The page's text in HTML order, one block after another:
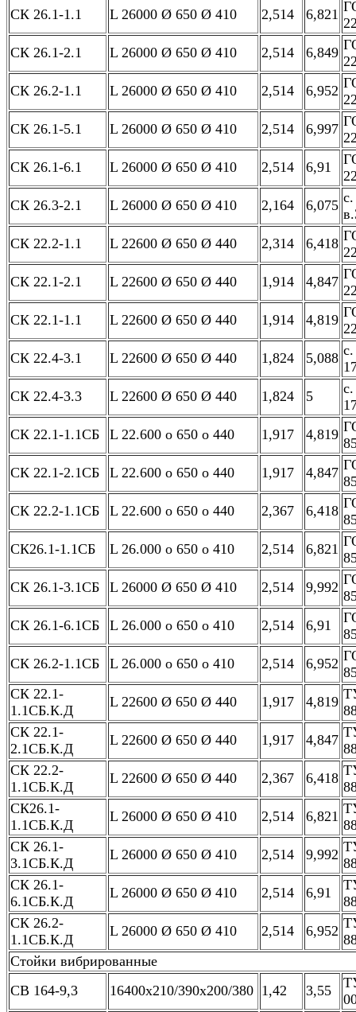
СК 26.1-1.1 L 26000 Ø 650 Ø 410 2,514 6,821
СК 26.1-2.1
L 26000 Ø 650 Ø 410 2,514 6,849
СК 26.2-1.1
L 26000 Ø 650 Ø 410 2,514 6,952
СК 26.1-5.1
L 26000 Ø 650 Ø 410 2,514 6,997
СК 26.1-6.1
L 26000 Ø 650 Ø 410 2,514 6,91
СК 26.3-2.1
L 26000 Ø 650 Ø 410 2,164 6,075
СК 22.2-1.1
L 22600 Ø 650 Ø 440 2,314 6,418
СК 22.1-2.1
L 22600 Ø 650 Ø 440 1,914 4,847
СК 22.1-1.1
L 22600 Ø 650 Ø 440 1,914 4,819
СК 22.4-3.1
L 22600 Ø 650 Ø 440 1,824 5,088
СК 22.4-3.3
L 22600 Ø 650 Ø 440 1,824 5
СК 22.1-1.1СБ
L 22.600 о 650 о 440 1,917 4,819
СК 22.1-2.1СБ
L 22.600 о 650 о 440 1,917 4,847
СК 22.2-1.1СБ
L 22.600 о 650 о 440 2,367 6,418
СК26.1-1.1СБ
L 26.000 о 650 о 410 2,514 6,821
СК 26.1-3.1СБ
L 26000 Ø 650 Ø 410 2,514 9,992
СК 26.1-6.1СБ
L 26.000 о 650 о 410 2,514 6,91
СК 26.2-1.1СБ
L 26.000 о 650 о 410 2,514 6,952
СК 22.1-
1.1СБ.К.Д
L 22600 Ø 650 Ø 440 1,917 4,819
СК 22.1-
2.1СБ.К.Д
L 22600 Ø 650 Ø 440 1,917 4,847
СК 22.2-
1.1СБ.К.Д
L 22600 Ø 650 Ø 440 2,367 6,418
СК26.1-
1.1СБ.К.Д
L 26000 Ø 650 Ø 410 2,514 6,821
СК 26.1-
3.1СБ.К.Д
L 26000 Ø 650 Ø 410 2,514 9,992
СК 26.1-
6.1СБ.К.Д
L 26000 Ø 650 Ø 410 2,514 6,91
СК 26.2-
1.1СБ.К.Д
L 26000 Ø 650 Ø 410 2,514 6,952
Стойки вибрированные
СВ 164-9,3
16400х210/390х200/380 1,42 3,55